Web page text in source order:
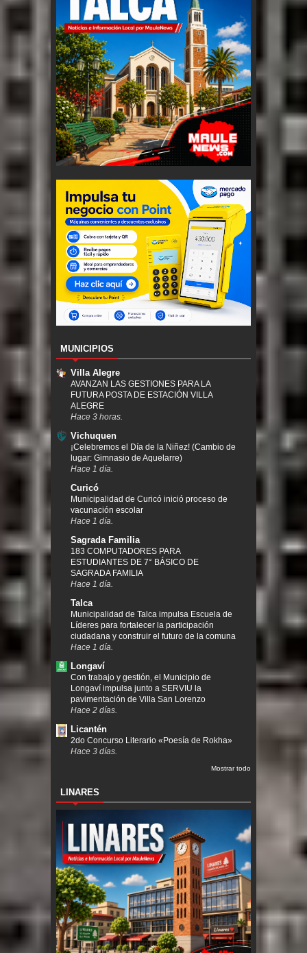
MUNICIPIOS
Villa Alegre
AVANZAN LAS GESTIONES PARA LA
FUTURA POSTA DE ESTACIÓN VILLA
ALEGRE
Hace 3 horas.
Vichuquen
¡Celebremos el Día de la Niñez! (Cambio de
lugar: Gimnasio de Aquelarre)
Hace 1 día.
Curicó
Municipalidad de Curicó inició proceso de
vacunación escolar
Hace 1 día.
Sagrada Familia
183 COMPUTADORES PARA
ESTUDIANTES DE 7° BÁSICO DE
SAGRADA FAMILIA
Hace 1 día.
Talca
Municipalidad de Talca impulsa Escuela de
Líderes para fortalecer la participación
ciudadana y construir el futuro de la comuna
Hace 1 día.
Longaví
Con trabajo y gestión, el Municipio de
Longaví impulsa junto a SERVIU la
pavimentación de Villa San Lorenzo
Hace 2 días.
Licantén
2do Concurso Literario «Poesía de Rokha»
Hace 3 días.
Mostrar todo
LINARES